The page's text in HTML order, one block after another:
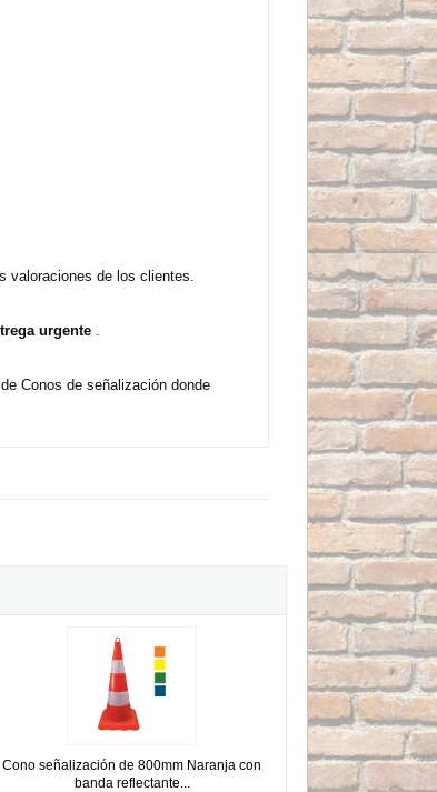
valoraciones de los clientes.
urgente
Conos de señalización donde
Cono señalización de 800mm Naranja con
banda reflectante...
señalización de 800mm Naranja con banda reflectante